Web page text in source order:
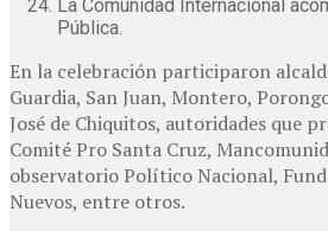
La Comunidad Internacional
Pública.
En la celebración participaron
Guardia, San Juan, Montero,
José de Chiquitos, autoridades que
Comité Pro Santa Cruz,
observatorio Político Nacional,
Nuevos, entre otros.